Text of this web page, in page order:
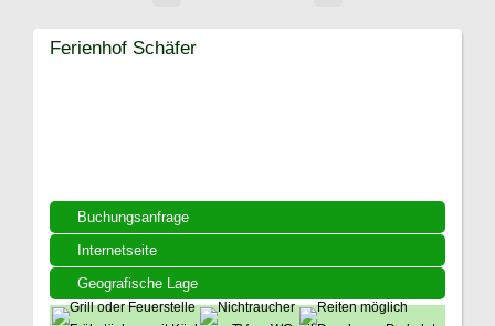
Buchungsanfrage
Internetseite
Geografische Lage
Ferienhof Schäfer